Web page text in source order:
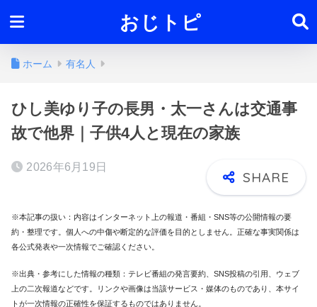
おじトピ
ホーム 有名人
ひし美ゆり子の長男・太一さんは交通事
故で他界｜子供4人と現在の家族
2026年6月19日
※本記事の扱い：内容はインターネット上の報道・番組・SNS等の公開情報の要
約・整理です。個人への中傷や断定的な評価を目的としません。正確な事実関係は
各公式発表や一次情報でご確認ください。
※出典・参考にした情報の種類：テレビ番組の発言要約、SNS投稿の引用、ウェブ
上の二次報道などです。リンクや画像は当該サービス・媒体のものであり、本サイ
トが一次情報の正確性を保証するものではありません。